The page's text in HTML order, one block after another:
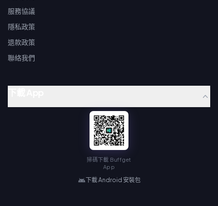
服務協議
隱私政策
退款政策
聯絡我們
掃碼下載 Buffget
App
下載 Android 安裝包